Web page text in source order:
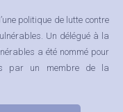
politique de lutte contre
Un délégué à la
a été nommé pour
par un membre de la